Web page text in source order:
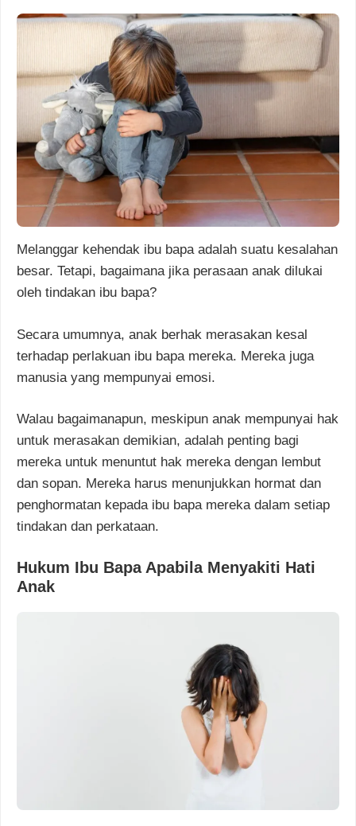
Melanggar kehendak ibu bapa adalah suatu kesalahan
besar. Tetapi, bagaimana jika perasaan anak dilukai
oleh tindakan ibu bapa?
Secara umumnya, anak berhak merasakan kesal
terhadap perlakuan ibu bapa mereka. Mereka juga
manusia yang mempunyai emosi.
Walau bagaimanapun, meskipun anak mempunyai hak
untuk merasakan demikian, adalah penting bagi
mereka untuk menuntut hak mereka dengan lembut
dan sopan. Mereka harus menunjukkan hormat dan
penghormatan kepada ibu bapa mereka dalam setiap
tindakan dan perkataan.
Hukum Ibu Bapa Apabila Menyakiti Hati
Anak